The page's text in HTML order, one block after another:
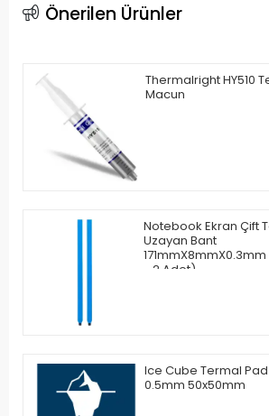
Önerilen Ürünler
Thermalright HY510
Macun
Notebook Ekran Çift
Uzayan Bant
171mmX8mmX0.3mm
- 2 Adet)
Ice Cube Termal
0.5mm 50x50mm